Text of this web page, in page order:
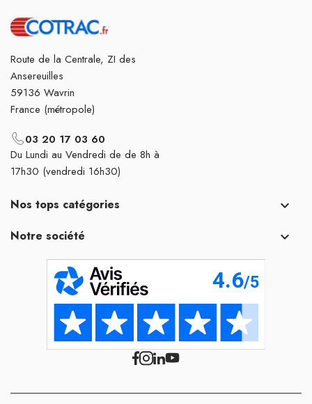
Route de la Centrale, ZI des
Ansereuilles
59136 Wavrin
France (métropole)
03 20 17 03 60
Du Lundi au Vendredi de de 8h à
17h30 (vendredi 16h30)
Nos tops catégories 
Notre société 